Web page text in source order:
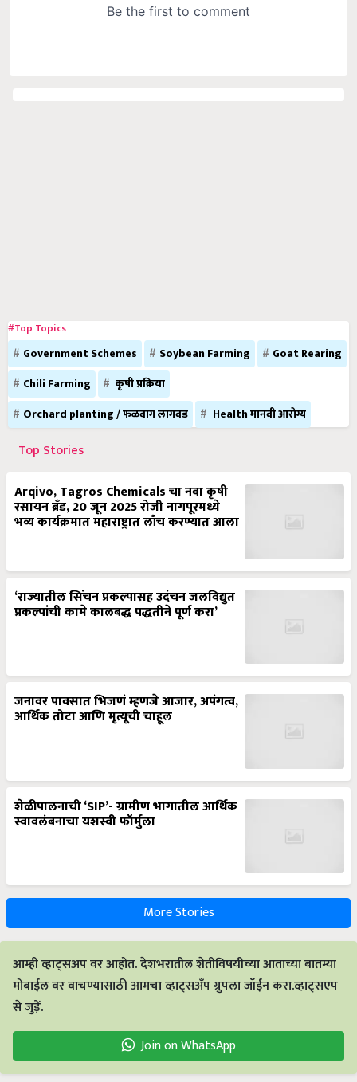
#Top Topics
Government Schemes Soybean Farming
Goat Rearing
Chili Farming
कृषी प्रक्रिया
Orchard planting / फळबाग लागवड
Health मानवी आरोग्य
Top Stories
Arqivo, Tagros Chemicals चा नवा कृषी
रसायन ब्रँड, 20 जून 2025 रोजी नागपूरमध्ये
भव्य कार्यक्रमात महाराष्ट्रात लाँच करण्यात आला
‘राज्यातील सिंचन प्रकल्पासह उदंचन जलविद्युत
प्रकल्पांची कामे कालबद्ध पद्धतीने पूर्ण करा’
जनावर पावसात भिजणं म्हणजे आजार, अपंगत्व,
आर्थिक तोटा आणि मृत्यूची चाहूल
शेळीपालनाची ‘SIP’- ग्रामीण भागातील आर्थिक
स्वावलंबनाचा यशस्वी फॉर्मुला
More Stories
आम्ही व्हाट्सअप वर आहोत. देशभरातील शेतीविषयीच्या आताच्या बातम्या
मोबाईल वर वाचण्यासाठी आमचा व्हाट्सअँप ग्रुपला जॉईन करा.व्हाट्सएप
से जुड़ें.
Join on WhatsApp